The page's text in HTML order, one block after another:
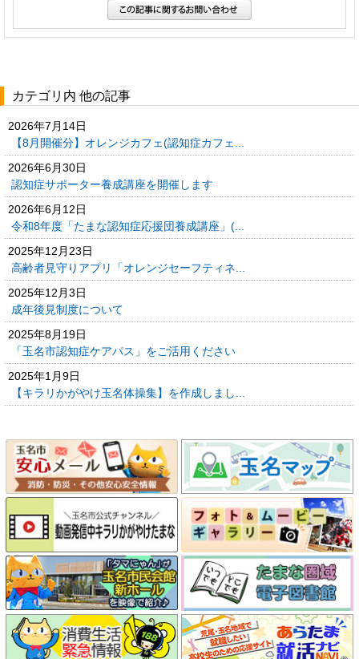
カテゴリ内 他の記事
2026年7月14日
【8月開催分】オレンジカフェ(認知症カフェ...
2026年6月30日
認知症サポーター養成講座を開催します
2026年6月12日
令和8年度「たまな認知症応援団養成講座」(...
2025年12月23日
高齢者見守りアプリ「オレンジセーフティネ...
2025年12月3日
成年後見制度について
2025年8月19日
「玉名市認知症ケアパス」をご活用ください
2025年1月9日
【キラリかがやけ玉名体操集】を作成しまし...